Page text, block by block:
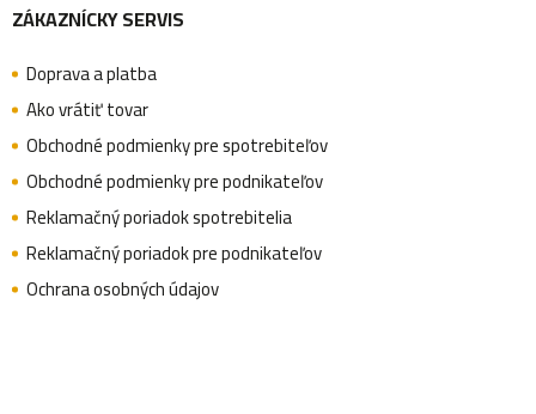
á
p
ä
t
ZÁKAZNÍCKY SERVIS
Doprava a platba
Ako vrátiť tovar
Obchodné podmienky pre spotrebiteľov
Obchodné podmienky pre podnikateľov
Reklamačný poriadok spotrebitelia
Reklamačný poriadok pre podnikateľov
Ochrana osobných údajov